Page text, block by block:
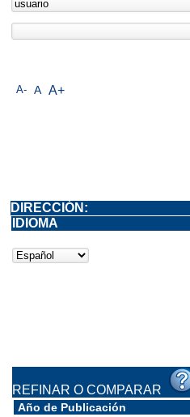
A- A A+
DIRECCIÓN:
IDIOMA
REFINAR O COMPARAR
Año de Publicación